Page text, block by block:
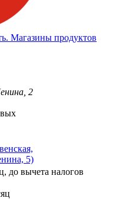
Магазины продуктов
2
5)
до вычета налогов